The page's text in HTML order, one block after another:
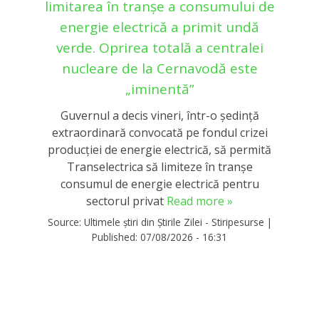
limitarea în tranşe a consumului de
energie electrică a primit undă
verde. Oprirea totală a centralei
nucleare de la Cernavodă este
„iminentă”
Guvernul a decis vineri, într-o ședință
extraordinară convocată pe fondul crizei
producției de energie electrică, să permită
Transelectrica să limiteze în tranșe
consumul de energie electrică pentru
sectorul privat Read more »
Source: Ultimele știri din Știrile Zilei - Stiripesurse |
Published: 07/08/2026 - 16:31